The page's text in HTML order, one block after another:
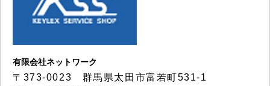
有限会社ネットワーク
〒373-0023 群馬県太田市富若町531-1